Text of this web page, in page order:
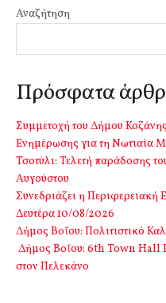
Αναζήτηση
Πρόσφατα
Συμμετοχή του Δήμου
Ενημέρωσης για τη Νωτιαία
Τσοτύλι: Τελετή παράδοσης
Αυγούστου
Συνεδριάζει η Περιφερειακή
Δευτέρα 10/08/2026
Δήμος Βοΐου: Πολιτιστικό
Δήμος Βοΐου: 6th Town Hall
στον Πελεκάνο